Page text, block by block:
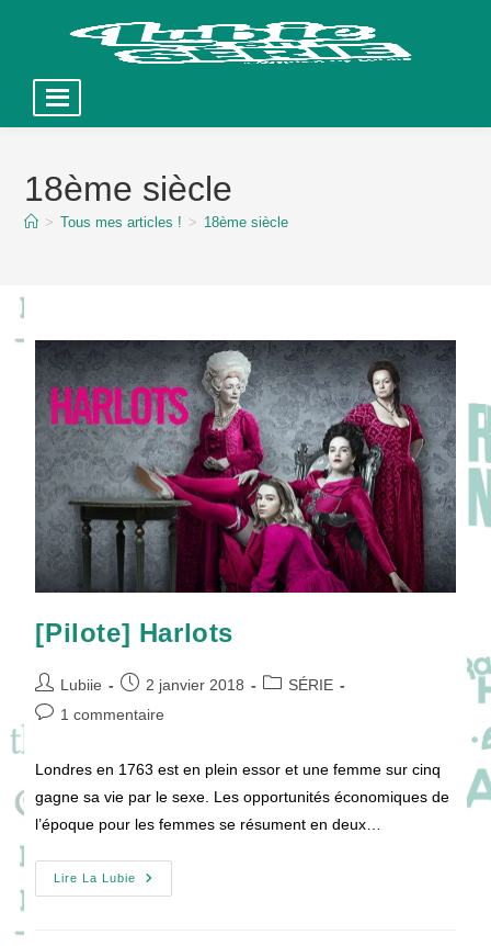
content18ème siècle
> Tous mes articles ! > 18ème siècle
[Pilote] Harlots
Auteur/autrice
de
Lubiie
Publication
publiée :
2 janvier 2018
PostSÉRIE
Commentaires
1 commentaire
Londres en 1763 est en plein essor et une femme sur cinq
gagne sa vie par le sexe. Les opportunités économiques de
l’époque pour les femmes se résument en deux…
Lire La Lubie
[Pilote]
Harlots